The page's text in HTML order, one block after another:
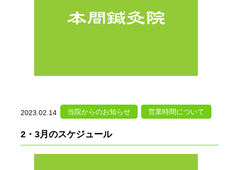
2023.02.14 当院からのお知らせ 営業時間について
2・3月のスケジュール